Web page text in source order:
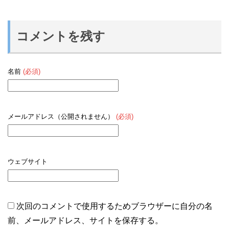
コメントを残す
名前 (必須)
メールアドレス（公開されません） (必須)
ウェブサイト
次回のコメントで使用するためブラウザーに自分の名
前、メールアドレス、サイトを保存する。